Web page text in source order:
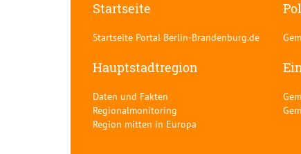
Startseite
Startseite Portal Berlin-Brandenburg.de
Hauptstadtregion
Daten und Fakten
Regionalmonitoring
Region mitten in Europa